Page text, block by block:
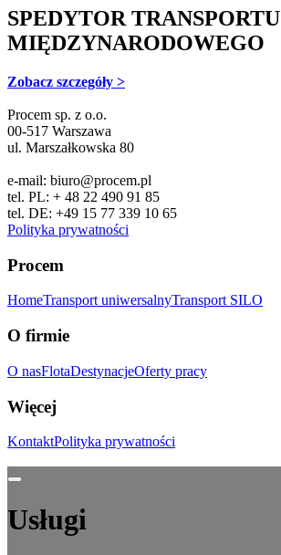
SPEDYTOR TRANSPORTU
MIĘDZYNARODOWEGO
Zobacz szczegóły >
Procem sp. z o.o.
00-517 Warszawa
ul. Marszałkowska 80
e-mail: biuro@procem.pl
tel. PL: + 48 22 490 91 85
tel. DE: +49 15 77 339 10 65
Polityka prywatności
Procem
HomeTransport uniwersalnyTransport SILO
O firmie
O nasFlotaDestynacjeOferty pracy
Więcej
KontaktPolityka prywatności
Usługi